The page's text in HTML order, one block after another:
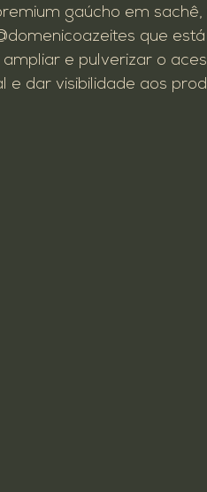
gaúcho em sachê,
que está
e pulverizar o
e dar visibilidade aos